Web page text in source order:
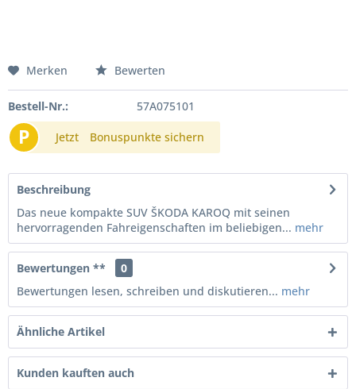
Merken Bewerten
Bestell-Nr.: 57A075101
P Jetzt Bonuspunkte sichern
Beschreibung
Das neue kompakte SUV ŠKODA KAROQ mit seinen
hervorragenden Fahreigenschaften im beliebigen... mehr
Bewertungen **
0
Bewertungen lesen, schreiben und diskutieren... mehr
Ähnliche Artikel
Kunden kauften auch